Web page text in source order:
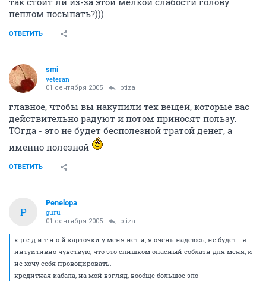
пеплом посыпать?)))
ОТВЕТИТЬ
smi
veteran
01 сентября 2005 ptiza
главное, чтобы вы накупили тех вещей, которые вас
действительно радуют и потом приносят пользу.
ТОгда - это не будет бесполезной тратой денег, а
именно полезной
ОТВЕТИТЬ
P
Penelopa
guru
01 сентября 2005 ptiza
к р е д и т н о й карточки у меня нет и, я очень надеюсь, не будет - я
интуитивно чувствую, что это слишком опасный соблазн для меня, и
не хочу себя провоцировать.
кредитная кабала, на мой взгляд, вообще большое зло